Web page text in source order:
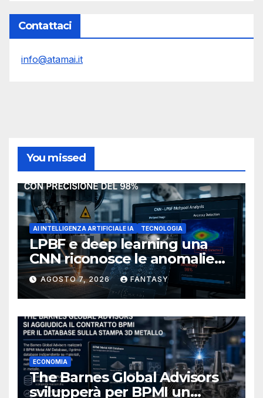
Contattaci
info@atamai.it
You missed
AI INTELLIGENZA ARTIFICIALE IA TECNOLOGIA
LPBF e deep learning una
CNN riconosce le anomalie
del bagno di fusione
AGOSTO 7, 2026 FANTASY
ECONOMIA
The Barnes Global Advisors
svilupperà per BPMI un